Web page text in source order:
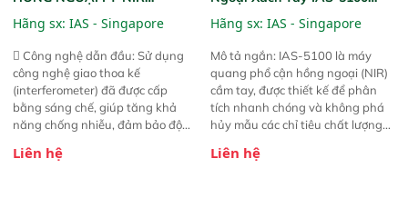
Analyzer Vista-R
Hãng sx: IAS - Singapore
 Công nghệ dẫn đầu: Sử dụng
công nghệ giao thoa kế
(interferometer) đã được cấp
bằng sáng chế, giúp tăng khả
năng chống nhiễu, đảm bảo độ
Phạm vi ứng dụng rộng: Đáp ứng
Liên hệ
(Portable NIR Analyzer)
Hãng sx: IAS - Singapore
Mô tả ngắn: IAS-5100 là máy
quang phổ cận hồng ngoại (NIR)
cầm tay, được thiết kế để phân
tích nhanh chóng và không phá
hủy mẫu các chỉ tiêu chất lượng
Thiết bị linh hoạt cho nhiều kịch
Liên hệ